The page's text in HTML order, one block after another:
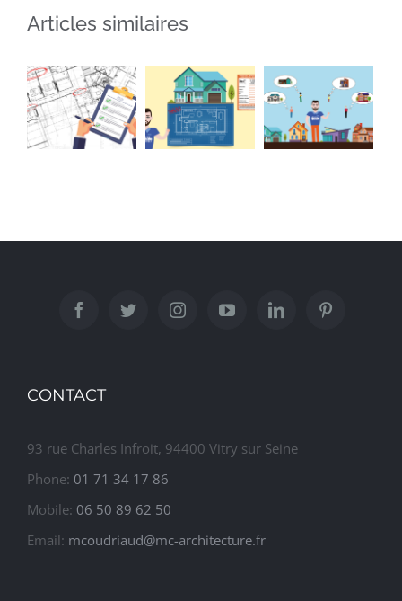
Articles similaires
Quand et
?
CONTACT
93 rue Charles Infroit, 94400 Vitry sur Seine
Phone: 01 71 34 17 86
Mobile: 06 50 89 62 50
Email: mcoudriaud@mc-architecture.fr